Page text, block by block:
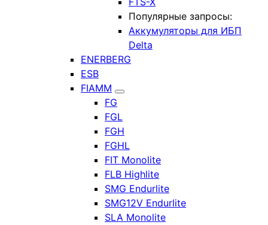
Популярные запросы:
Аккумуляторы для ИБП
Delta
ENERBERG
ESB
FIAMM
FG
FGL
FGH
FGHL
FIT Monolite
FLB Highlite
SMG Endurlite
SMG12V Endurlite
SLA Monolite